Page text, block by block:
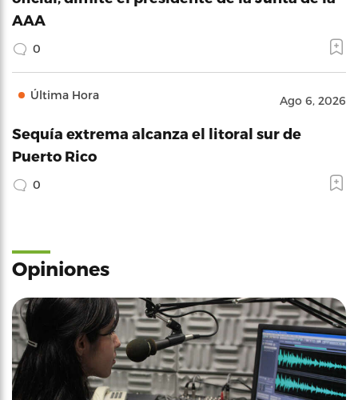
AAA
0
Última Hora Ago 6, 2026
Sequía extrema alcanza el litoral sur de
Puerto Rico
0
Opiniones